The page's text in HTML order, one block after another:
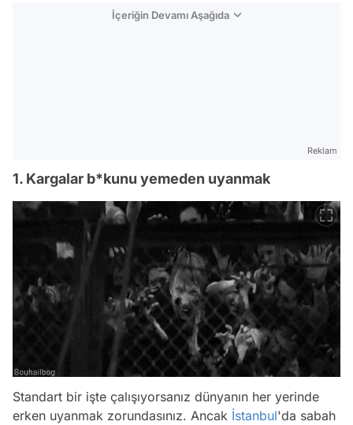
İçeriğin Devamı Aşağıda
Reklam
1. Kargalar b*kunu yemeden uyanmak
Standart bir işte çalışıyorsanız dünyanın her yerinde
erken uyanmak zorundasınız. Ancak İstanbul'da sabah